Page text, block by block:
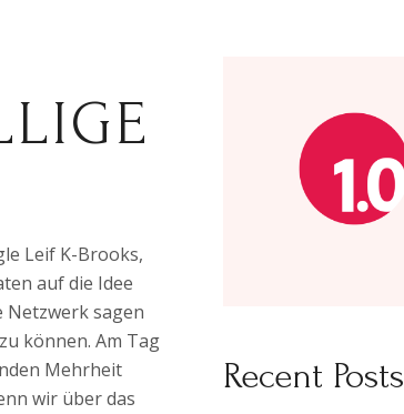
Leif K-Brooks,
auf die Idee
Netzwerk sagen
können. Am Tag
Mehrheit
wir über das
Recent Posts